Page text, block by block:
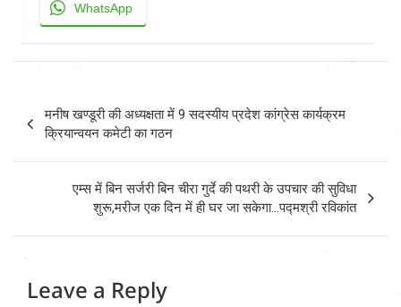
WhatsApp
Post
navigation
मनीष खण्डूरी की अध्यक्षता में 9 सदस्यीय प्रदेश कांग्रेस कार्यक्रम
क्रियान्वयन कमेटी का गठन
एम्स में बिन सर्जरी बिन चीरा गुर्दे की पथरी के उपचार की सुविधा
शुरू,मरीज एक दिन में ही घर जा सकेगा…पद्मश्री रविकांत
Leave a Reply